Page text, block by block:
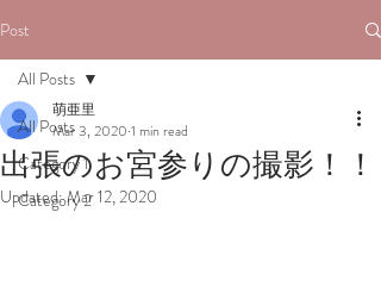
Post
All Posts
Category 1
Category 2
All Posts
出張のお宮参りの撮影！！
萌亜里
Mar 3, 2020 1 min read
Updated:Mar 12, 2020